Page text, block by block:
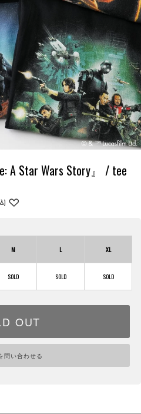
A Star Wars Story』 / tee
)
M L XL
OUT
問い合わせる